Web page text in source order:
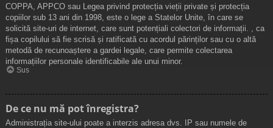
COPPA, APPCO sau Legea privind protecția vieții private și protecția
copiilor sub 13 ani din 1998, este o lege a Statelor Unite, în care se
solicită site-uri de internet, care sunt potențiali colectori de informații. , ca
fișa copilului să fie scrisă și ratificată cu acordul părinților sau cu o altă
metodă de recunoaștere a gardei legale, care permite colectarea
informațiilor personale identificabile ale unui minor.
Sus
De ce nu mă pot înregistra?
Administrația site-ului poate a interzis adresa dvs. IP sau numele de